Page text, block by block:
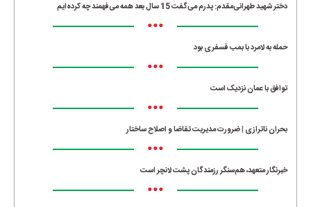
دختر شهید طهرانی‌مقدم: پدرم می‌گفت 15 سال بعد همه می‌فهمند چه کرده‌ایم
•••
حمله به لامرد با بمب فسفری بود
•••
توافق با عمان نزدیک است
•••
بحران ناترازی | ضرورت مدیریت تقاضا و اصلاح ساختار
•••
خبرنگار متعهد، هم‌سنگر رزمندگان پشت لانچر است
•••